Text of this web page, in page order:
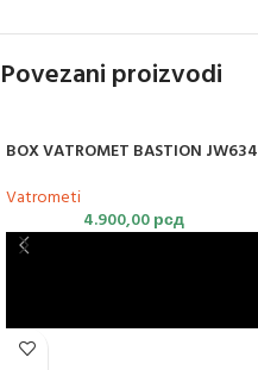
Povezani proizvodi
BOX VATROMET BASTION JW634
Vatrometi
4.900,00рсд